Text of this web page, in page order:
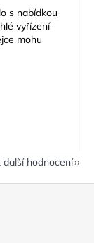
s nabídkou
vyřízení
mohu
další hodnocení